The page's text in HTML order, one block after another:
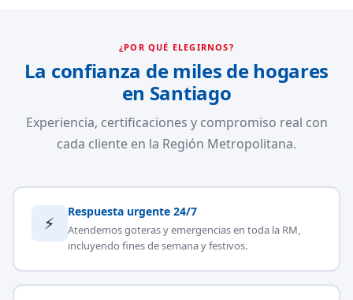
¿POR QUÉ ELEGIRNOS?
La confianza de miles de hogares
en Santiago
Experiencia, certificaciones y compromiso real con
cada cliente en la Región Metropolitana.
⚡
Respuesta urgente 24/7
Atendemos goteras y emergencias en toda la RM,
incluyendo fines de semana y festivos.